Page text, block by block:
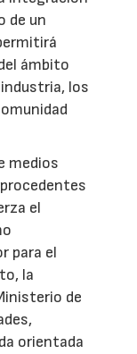
de un
ámbito
los
medios
el
para el
la
de
orientada